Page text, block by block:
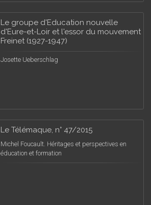
Le groupe d'Education nouvelle
d'Eure-et-Loir et l'essor du mouvement
Freinet (1927-1947)
Josette Ueberschlag
Le Télémaque, n° 47/2015
Michel Foucault. Héritages et perspectives en
éducation et formation